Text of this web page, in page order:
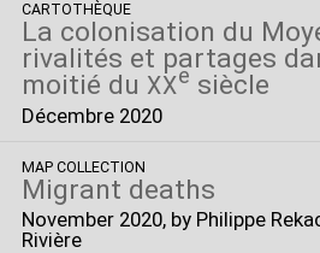
CARTOTHÈQUE
La colonisation du
rivalités et partages
moitié du XXe siècle
Décembre 2020
MAP COLLECTION
Migrant deaths
November 2020, by Philippe
Rivière